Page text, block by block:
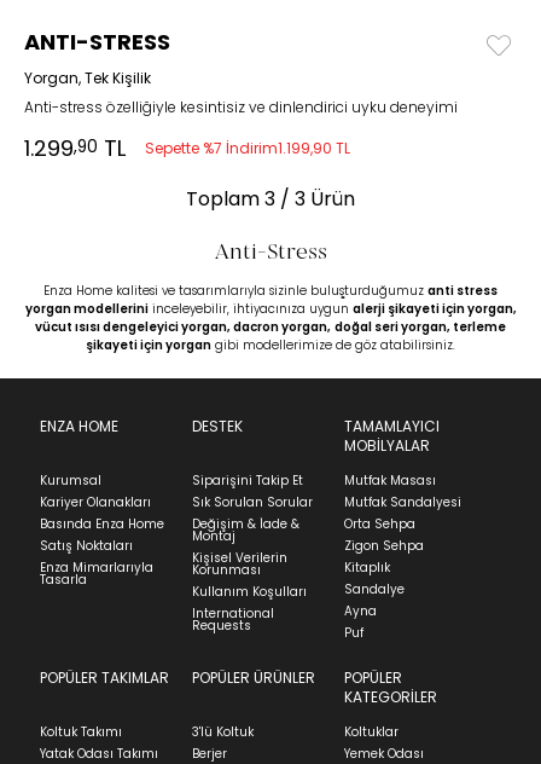
ANTI-STRESS
Yorgan, Tek Kişilik
Anti-stress özelliğiyle kesintisiz ve dinlendirici uyku deneyimi
1.299,90 TL Sepette %7 İndirim1.199,90 TL
Toplam3 / 3 Ürün
Anti-Stress
Enza Home kalitesi ve tasarımlarıyla sizinle buluşturduğumuz anti stress
yorgan modellerini inceleyebilir, ihtiyacınıza uygun alerji şikayeti için yorgan,
vücut ısısı dengeleyici yorgan, dacron yorgan, doğal seri yorgan, terleme
şikayeti için yorgan gibi modellerimize de göz atabilirsiniz.
ENZA HOME
Kurumsal
Kariyer Olanakları
Basında Enza Home
Satış Noktaları
Enza Mimarlarıyla
Tasarla
DESTEK
Siparişini Takip Et
Sık Sorulan Sorular
Değişim & İade &
Montaj
Kişisel Verilerin
Korunması
Kullanım Koşulları
International
Requests
TAMAMLAYICI
MOBİLYALAR
Mutfak Masası
Mutfak Sandalyesi
Orta Sehpa
Zigon Sehpa
Kitaplık
Sandalye
Ayna
Puf
POPÜLER TAKIMLAR
Koltuk Takımı
Yatak Odası Takımı
POPÜLER ÜRÜNLER
3'lü Koltuk
Berjer
POPÜLER
KATEGORİLER
Koltuklar
Yemek Odası